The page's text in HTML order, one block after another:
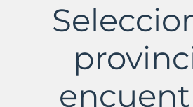
Municipio